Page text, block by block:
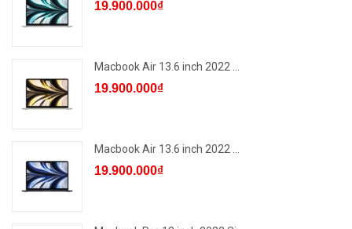
19.900.000₫
Macbook Air 13.6 inch 2022 ...
19.900.000₫
Macbook Air 13.6 inch 2022 ...
19.900.000₫